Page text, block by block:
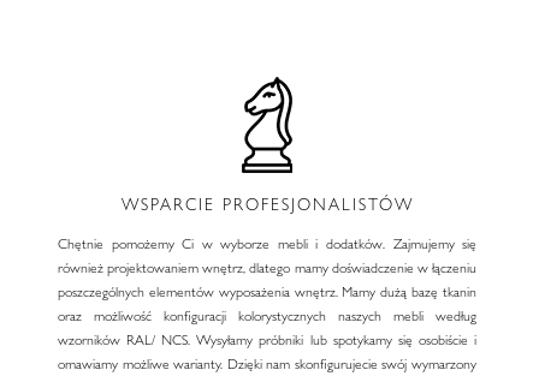
WSPARCIE PROFESJONALISTÓW
Chętnie pomożemy Ci w wyborze mebli i dodatków. Zajmujemy się
również projektowaniem wnętrz, dlatego mamy doświadczenie w łączeniu
poszczególnych elementów wyposażenia wnętrz. Mamy dużą bazę tkanin
oraz możliwość konfiguracji kolorystycznych naszych mebli według
wzorników RAL/ NCS. Wysyłamy próbniki lub spotykamy się osobiście i
omawiamy możliwe warianty. Dzięki nam skonfigurujecie swój wymarzony